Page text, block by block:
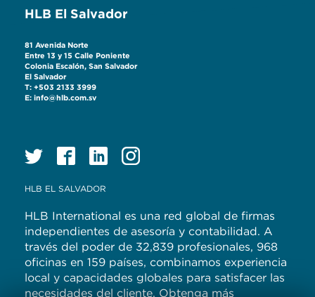
HLB El Salvador
81 Avenida Norte
Entre 13 y 15 Calle Poniente
Colonia Escalón, San Salvador
El Salvador
T: +503 2133 3999
E: info@hlb.com.sv
HLB EL SALVADOR
HLB International es una red global de firmas
independientes de asesoría y contabilidad. A
través del poder de 32,839 profesionales, 968
oficinas en 159 países, combinamos experiencia
local y capacidades globales para satisfacer las
necesidades del cliente. Obtenga más